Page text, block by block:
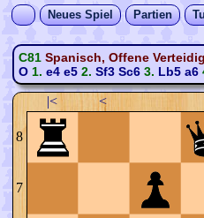
Neues Spiel Partien
C81 Spanisch, Offene
O1. e4 e52. Sf3 Sc63. Lb5 a6
|< <
8
7